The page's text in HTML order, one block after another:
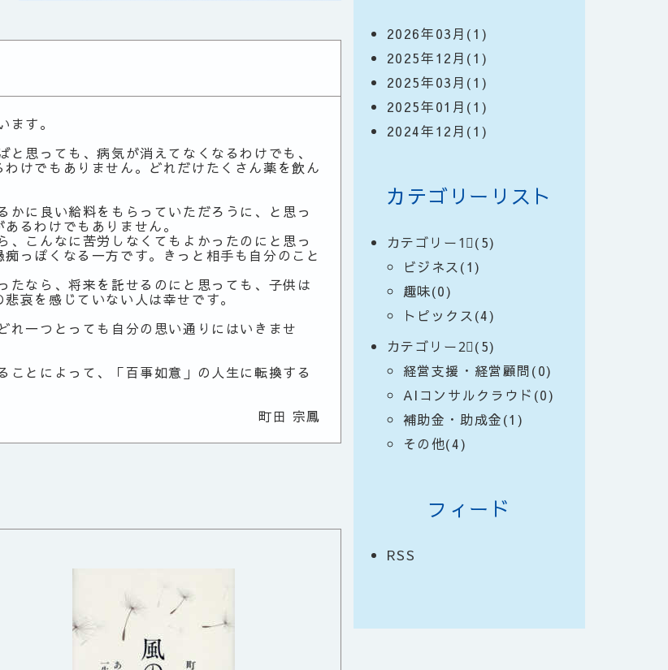
す。
思っても、病気が消えてなくなるわけでも、
けでもありません。どれだけたくさん薬を飲ん
に良い給料をもらっていただろうに、と思っ
るわけでもありません。
、こんなに苦労しなくてもよかったのにと思っ
っぽくなる一方です。きっと相手も自分のこと
たなら、将来を託せるのにと思っても、子供は
哀を感じていない人は幸せです。
れ一つとっても自分の思い通りにはいきませ
ことによって、「百事如意」の人生に転換する
町田 宗鳳
2026年03月(1)
2025年12月(1)
2025年03月(1)
2025年01月(1)
2024年12月(1)
カテゴリーリスト
カテゴリー1⃣(5)
ビジネス(1)
趣味(0)
トピックス(4)
カテゴリー2⃣(5)
経営支援・経営顧問(0)
AIコンサルクラウド(0)
補助金・助成金(1)
その他(4)
フィード
RSS